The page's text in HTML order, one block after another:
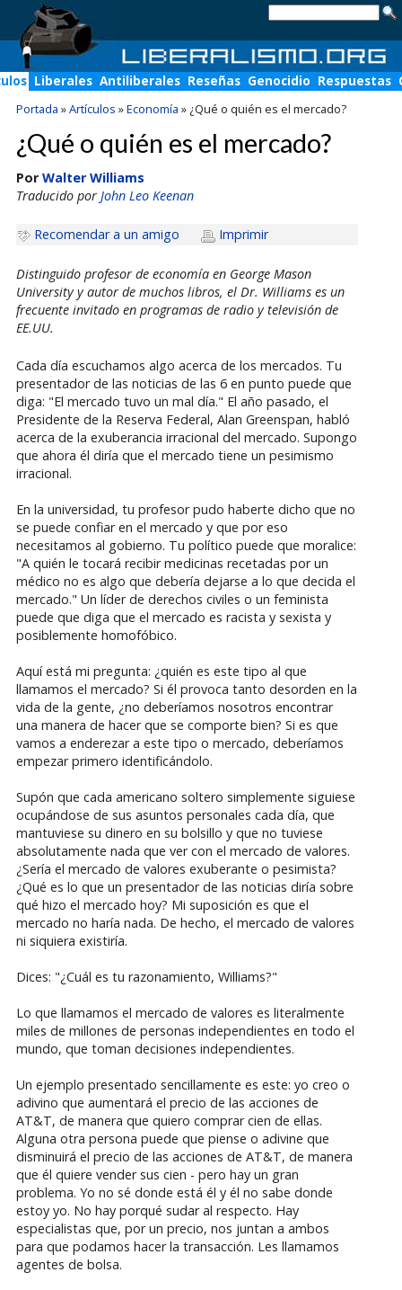
Liberales Antiliberales Reseñas Genocidio Respuestas
Portada »Artículos »Economía » ¿Qué o quién es el mercado?
¿Qué o quién es el mercado?
PorWalter Williams
Traducido por John Leo Keenan
Recomendar a un amigo Imprimir
Distinguido profesor de economía en George Mason
University y autor de muchos libros, el Dr. Williams es un
frecuente invitado en programas de radio y televisión de
EE.UU.
Cada día escuchamos algo acerca de los mercados. Tu
presentador de las noticias de las 6 en punto puede que
diga: "El mercado tuvo un mal día." El año pasado, el
Presidente de la Reserva Federal, Alan Greenspan, habló
acerca de la exuberancia irracional del mercado. Supongo
que ahora él diría que el mercado tiene un pesimismo
irracional.
En la universidad, tu profesor pudo haberte dicho que no
se puede confiar en el mercado y que por eso
necesitamos al gobierno. Tu político puede que moralice:
"A quién le tocará recibir medicinas recetadas por un
médico no es algo que debería dejarse a lo que decida el
mercado." Un líder de derechos civiles o un feminista
puede que diga que el mercado es racista y sexista y
posiblemente homofóbico.
Aquí está mi pregunta: ¿quién es este tipo al que
llamamos el mercado? Si él provoca tanto desorden en la
vida de la gente, ¿no deberíamos nosotros encontrar
una manera de hacer que se comporte bien? Si es que
vamos a enderezar a este tipo o mercado, deberíamos
empezar primero identificándolo.
Supón que cada americano soltero simplemente siguiese
ocupándose de sus asuntos personales cada día, que
mantuviese su dinero en su bolsillo y que no tuviese
absolutamente nada que ver con el mercado de valores.
¿Sería el mercado de valores exuberante o pesimista?
¿Qué es lo que un presentador de las noticias diría sobre
qué hizo el mercado hoy? Mi suposición es que el
mercado no haría nada. De hecho, el mercado de valores
ni siquiera existiría.
Dices: "¿Cuál es tu razonamiento, Williams?"
Lo que llamamos el mercado de valores es literalmente
miles de millones de personas independientes en todo el
mundo, que toman decisiones independientes.
Un ejemplo presentado sencillamente es este: yo creo o
adivino que aumentará el precio de las acciones de
AT&T, de manera que quiero comprar cien de ellas.
Alguna otra persona puede que piense o adivine que
disminuirá el precio de las acciones de AT&T, de manera
que él quiere vender sus cien - pero hay un gran
problema. Yo no sé donde está él y él no sabe donde
estoy yo. No hay porqué sudar al respecto. Hay
especialistas que, por un precio, nos juntan a ambos
para que podamos hacer la transacción. Les llamamos
agentes de bolsa.